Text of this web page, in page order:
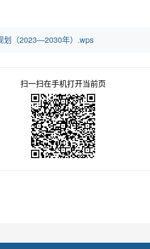
划（2023—2030年）.wps
扫一扫在手机打开当前页